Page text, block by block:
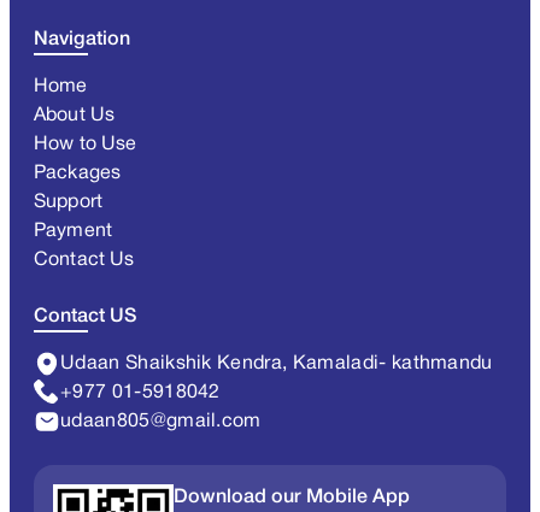
Navigation
Home
About Us
How to Use
Packages
Support
Payment
Contact Us
Contact US
Udaan Shaikshik Kendra, Kamaladi- kathmandu
+977 01-5918042
udaan805@gmail.com
Download our Mobile App